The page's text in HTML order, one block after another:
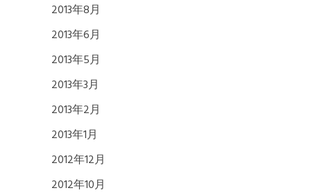
2013年8月
2013年6月
2013年5月
2013年3月
2013年2月
2013年1月
2012年12月
2012年10月